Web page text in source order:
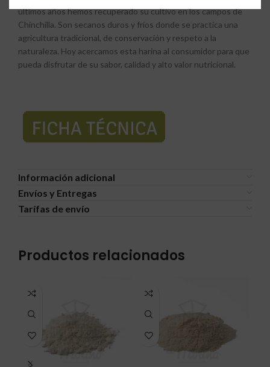
últimos años hemos recuperado su cultivo en los campos de
Chinchilla. Son secanos duros y fríos donde se practica una
agricultura tradicional, de conservación y respeto a la
naturaleza. Hoy acercamos esta harina al consumidor para que
pueda disfrutar de su sabor, calidad y alto valor nutricional.
Información adicional
Envíos y Entregas
Tarífas de envío
Productos relacionados